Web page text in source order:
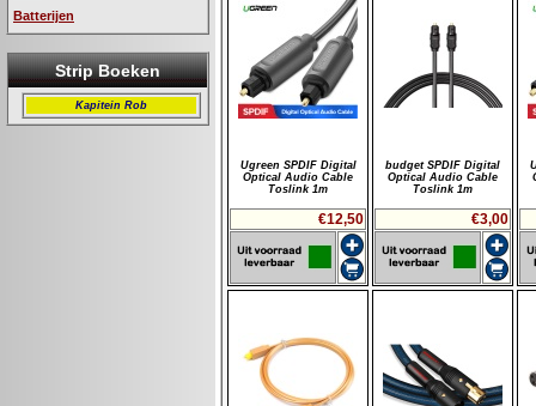
Batterijen
Strip Boeken
Kapitein Rob
Ugreen SPDIF Digital
Optical Audio Cable
Toslink 1m
€12,50
budget SPDIF Digital
Optical Audio Cable
Toslink 1m
€3,00